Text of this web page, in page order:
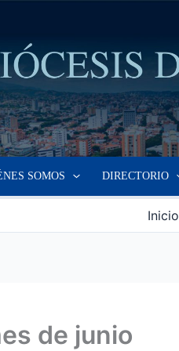
SOMOS DIRECTORIO
Inicio
de junio